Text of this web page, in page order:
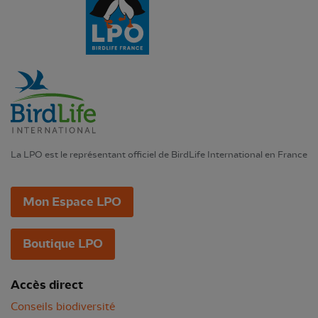
La LPO est le représentant officiel de BirdLife International en France
Mon Espace LPO
Boutique LPO
Accès direct
Conseils biodiversité